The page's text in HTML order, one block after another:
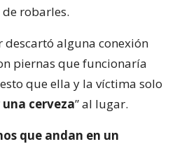
robarles.
alguna conexión
piernas que funcionaría
que ella y la víctima solo
cerveza” al lugar.
que andan en un